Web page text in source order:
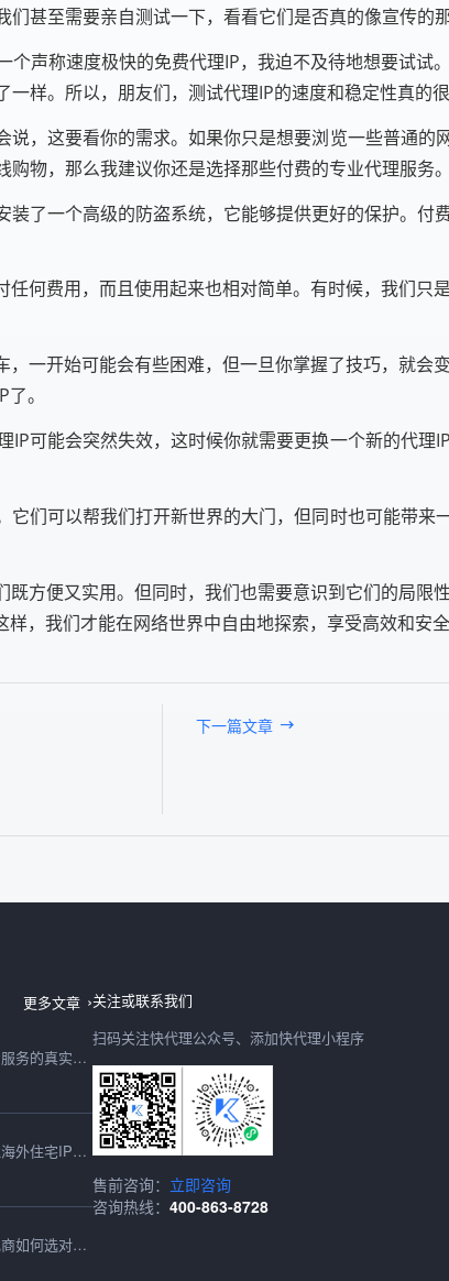
甚至需要亲自测试一下，看看它们是否真的像宣传的那
声称速度极快的免费代理IP，我迫不及待地想要试试
样。所以，朋友们，测试代理IP的速度和稳定性真的很
，这要看你的需求。如果你只是想要浏览一些普通的
物，那么我建议你还是选择那些付费的专业代理服务。
了一个高级的防盗系统，它能够提供更好的保护。付
何费用，而且使用起来也相对简单。有时候，我们只
一开始可能会有些困难，但一旦你掌握了技巧，就会
。
可能会突然失效，这时候你就需要更换一个新的代理
们可以帮我们打开新世界的大门，但同时也可能带来
方便又实用。但同时，我们也需要意识到它们的局限
，我们才能在网络世界中自由地探索，享受高效和安全
下一篇文章
更多文章
IP购买2026年避坑测评：快代理IP服务的真实性能与性价比实测
2026最新海外住宅IP测评：快代理海外住宅IP跨境适配与性能实测
2026香港代理IP深度测评：跨境电商如何选对高速稳定的节点？
关注或联系我们
扫码关注快代理公众号、添加快代理小程序
售前咨询： 立即咨询
咨询热线： 400-863-8728